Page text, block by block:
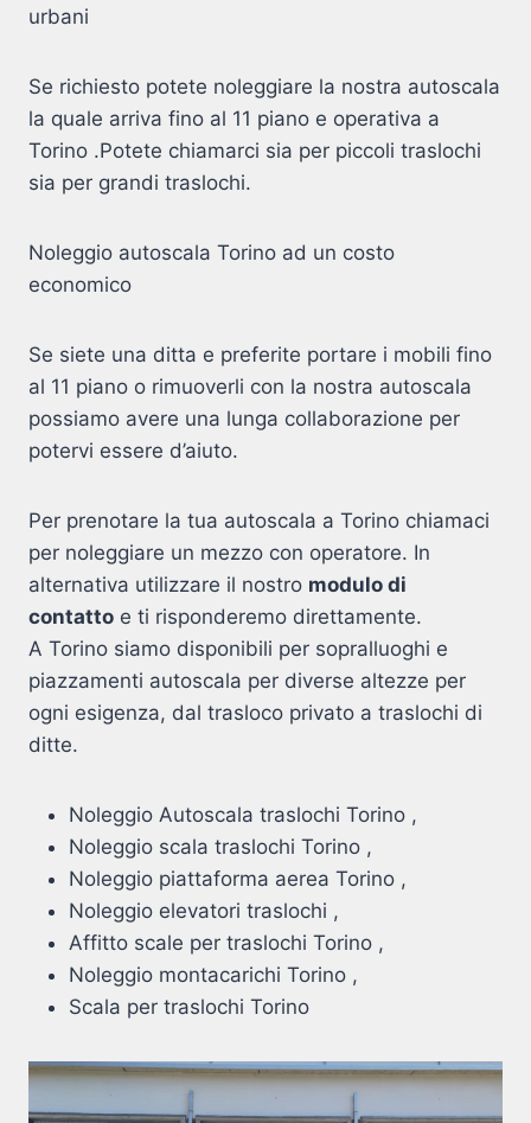
urbani
Se richiesto potete noleggiare la nostra autoscala
la quale arriva fino al 11 piano e operativa a
Torino .Potete chiamarci sia per piccoli traslochi
sia per grandi traslochi.
Noleggio autoscala Torino ad un costo
economico
Se siete una ditta e preferite portare i mobili fino
al 11 piano o rimuoverli con la nostra autoscala
possiamo avere una lunga collaborazione per
potervi essere d’aiuto.
Per prenotare la tua autoscala a Torino chiamaci
per noleggiare un mezzo con operatore. In
alternativa utilizzare il nostro modulo di
contatto e ti risponderemo direttamente.
A Torino siamo disponibili per sopralluoghi e
piazzamenti autoscala per diverse altezze per
ogni esigenza, dal trasloco privato a traslochi di
ditte.
Noleggio Autoscala traslochi Torino ,
Noleggio scala traslochi Torino ,
Noleggio piattaforma aerea Torino ,
Noleggio elevatori traslochi ,
Affitto scale per traslochi Torino ,
Noleggio montacarichi Torino ,
Scala per traslochi Torino